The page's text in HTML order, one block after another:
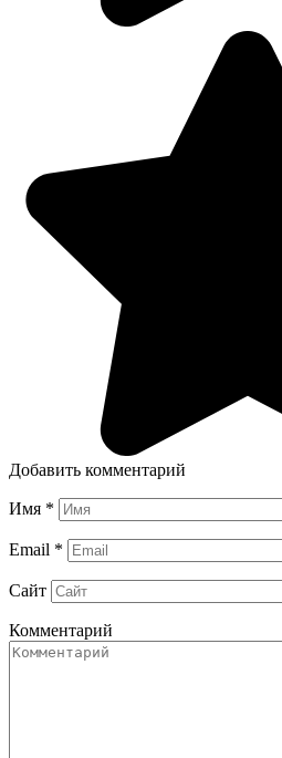
Добавить комментарий
Имя *
Email *
Сайт
Комментарий